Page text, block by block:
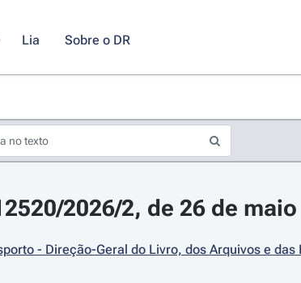
Lia Sobre o DR
2026/2, de 26 de maio
- Direção-Geral do Livro, dos Arquivos e das